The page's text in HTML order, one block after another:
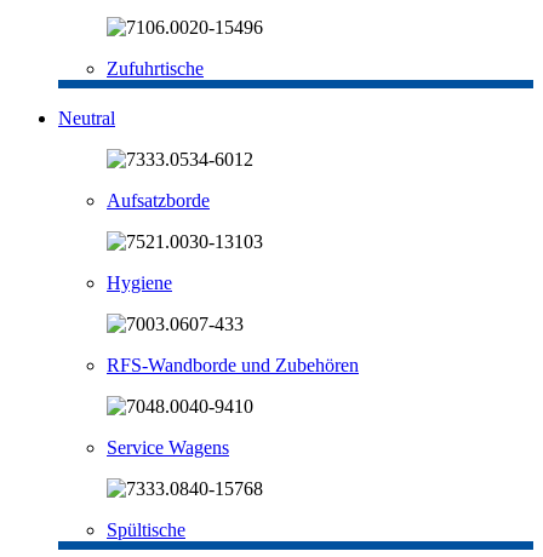
Zufuhrtische
Neutral
Aufsatzborde
Hygiene
RFS-Wandborde und Zubehören
Service Wagens
Spültische